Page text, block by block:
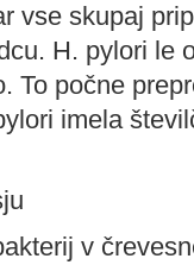
vse skupaj
H. pylori le
To počne
imela
v